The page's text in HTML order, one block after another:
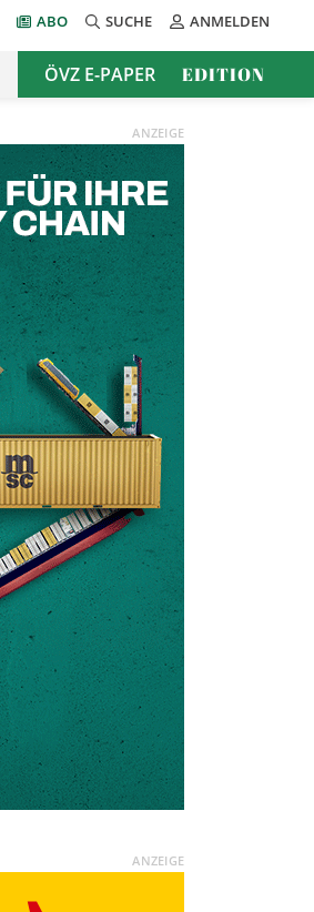
ABO SUCHE ANMELDEN
ÖVZ E-PAPER EDITION
ANZEIGE
ANZEIGE